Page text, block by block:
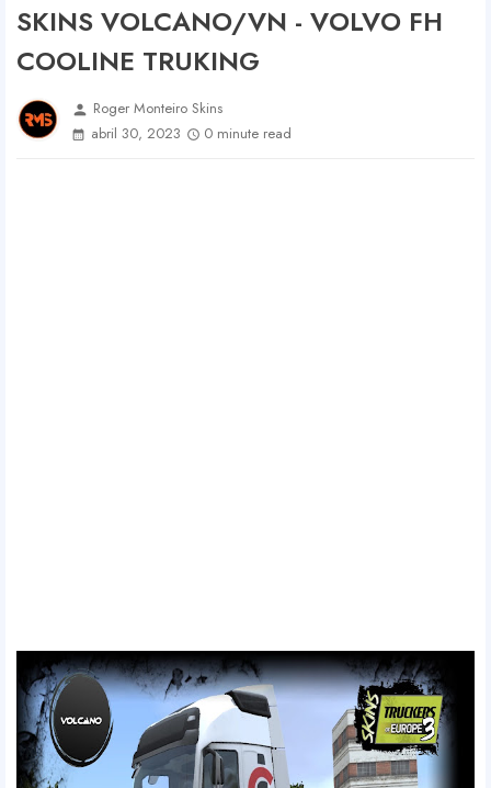
SKINS VOLCANO/VN - VOLVO FH
COOLINE TRUKING
person Roger Monteiro Skins
abril 30, 2023
0 minute read